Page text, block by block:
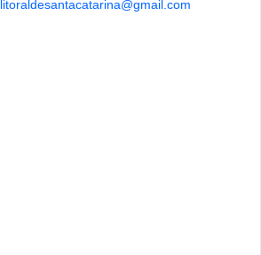
litoraldesantacatarina@gmail.com